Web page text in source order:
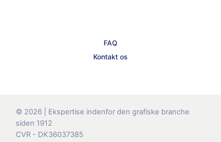
FAQ
Kontakt os
© 2026 | Ekspertise indenfor den grafiske branche
siden 1912
CVR - DK36037385